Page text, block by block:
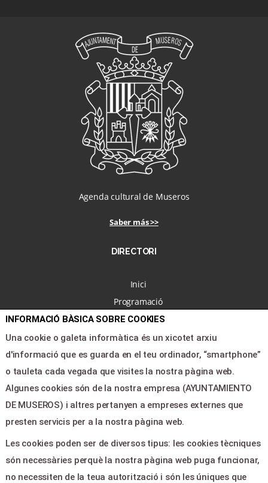
Agenda cultural de Museros
Saber más >>
DIRECTORI
Inici
Programació
Nosaltres
Notícies
Àrea clients
Contacte
LEGAL & PAGOS
Ajuda
Avís legal
Política de privacitat
INFORMACIÓ BÀSICA SOBRE COOKIES
Una cookie o galeta informàtica és un xicotet arxiu
d'informació que es guarda en el teu ordinador, “smartphone”
o tauleta cada vegada que visites la nostra pàgina web.
Algunes cookies són de la nostra empresa (AYUNTAMIENTO
DE MUSEROS) i altres pertanyen a empreses externes que
presten servicis per a la nostra pàgina web.
Les cookies poden ser de diversos tipus: les cookies tècniques
són necessàries perquè la nostra pàgina web puga funcionar,
no necessiten de la teua autorització i són les úniques que